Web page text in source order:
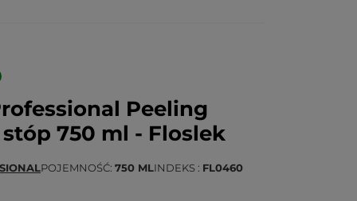
Peeling
750 ml - Floslek
POJEMNOŚĆ 750 MLINDEKS FL0460